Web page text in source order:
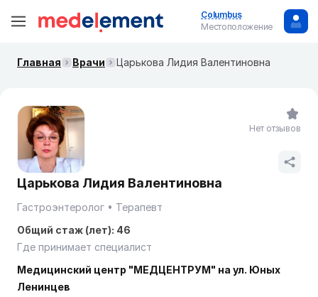
Columbus
Местоположение
Главная Врачи Царькова Лидия Валентиновна
Царькова Лидия Валентиновна
Гастроэнтеролог
Терапевт
Общий стаж (лет): 46
Где принимает специалист
Медицинский центр "МЕДЦЕНТРУМ" на ул. Юных
Ленинцев
Нет отзывов